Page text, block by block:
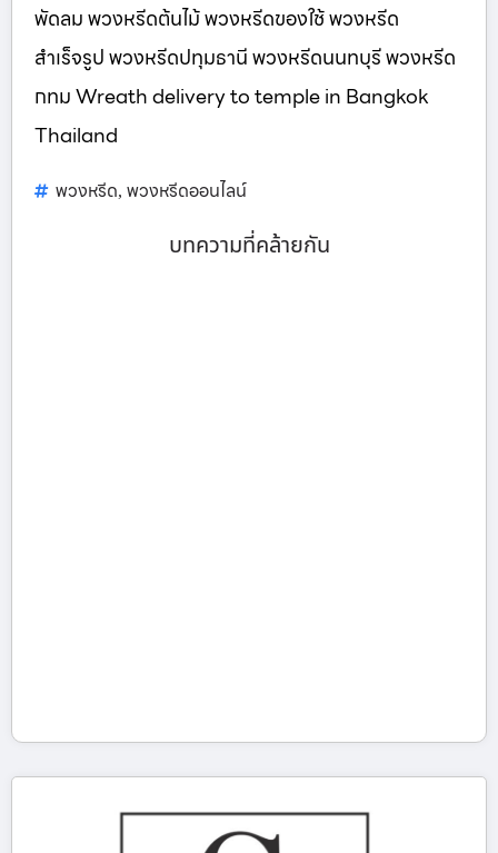
พัดลม พวงหรีดต้นไม้ พวงหรีดของใช้ พวงหรีด
สำเร็จรูป พวงหรีดปทุมธานี พวงหรีดนนทบุรี พวงหรีด
กทม Wreath delivery to temple in Bangkok
Thailand
พวงหรีด, พวงหรีดออนไลน์
บทความที่คล้ายกัน